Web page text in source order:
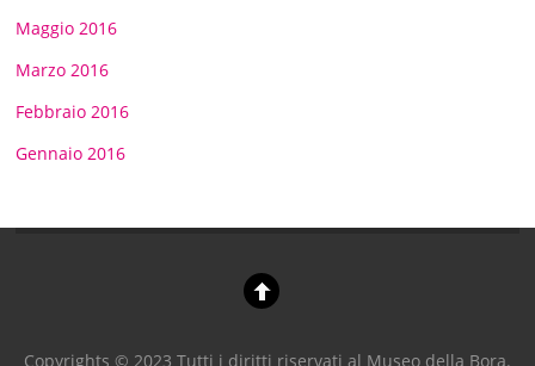
Maggio 2016
Marzo 2016
Febbraio 2016
Gennaio 2016
Copyrights © 2023 Tutti i diritti riservati al Museo della Bora.